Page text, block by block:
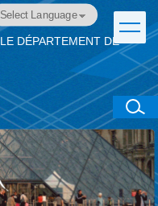
LE DÉPARTEMENT DE
Translate